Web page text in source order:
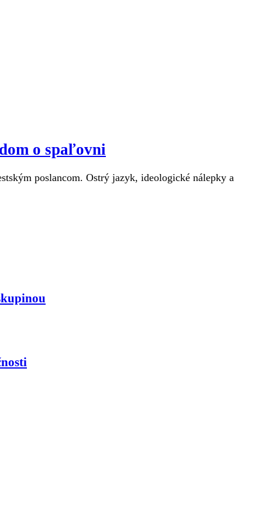
o spaľovni
poslancom. Ostrý jazyk, ideologické nálepky a